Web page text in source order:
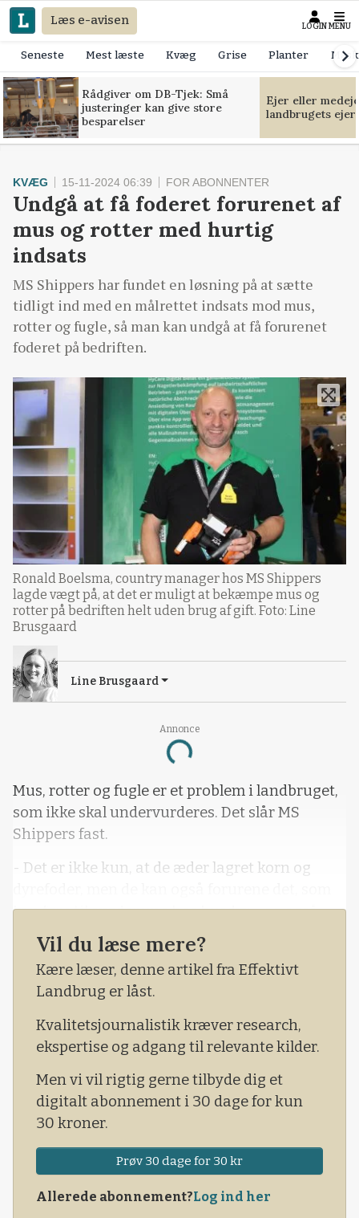
Læs e-avisen LOGIN MENU
Seneste Mest læste Kvæg Grise Planter
Rådgiver om DB-Tjek: Små
justeringer kan give store
besparelser
Ejer eller
landbrugets
Annonce
Loading...
KVÆG 15-11-2024 06:39 FOR ABONNENTER
Undgå at få foderet forurenet af
mus og rotter med hurtig
indsats
MS Shippers har fundet en løsning på at sætte
tidligt ind med en målrettet indsats mod mus,
rotter og fugle, så man kan undgå at få forurenet
foderet på bedriften.
Ronald Boelsma, country manager hos MS Shippers
lagde vægt på, at det er muligt at bekæmpe mus og
rotter på bedriften helt uden brug af gift. Foto: Line
Brusgaard
Line Brusgaard
Mus, rotter og fugle er et problem i landbruget,
som ikke skal undervurderes. Det slår MS
Shippers fast.
- Det er ikke kun, at de æder lagret korn og
kan føre til sygdomme hos husdyr - og også
hos mennesker, forklarer Ronald Boelsma,
country manager hos MS Shippers.
Vil du læse mere?
Kære læser, denne artikel fra Effektivt
Landbrug er låst.
Kvalitetsjournalistik kræver research,
ekspertise og adgang til relevante kilder.
Men vi vil rigtig gerne tilbyde dig et
digitalt abonnement i 30 dage for kun
30 kroner.
Prøv 30 dage for 30 kr
Allerede abonnement?Log ind her